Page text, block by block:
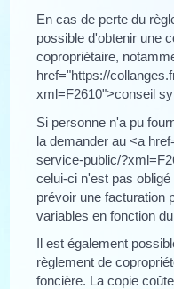
En cas de perte du
possible d'obtenir une
copropriétaire,
href="https://
xml=F2610">conseil
Si personne n'a pu
la demander au <a
service-public/
celui-ci n'est pas
prévoir une facturation
variables en fonction
Il est également
règlement de
foncière. La copie